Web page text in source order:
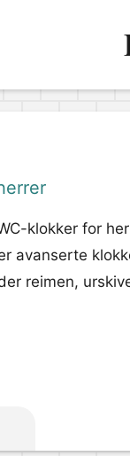
klokker for
avanserte
reimen,